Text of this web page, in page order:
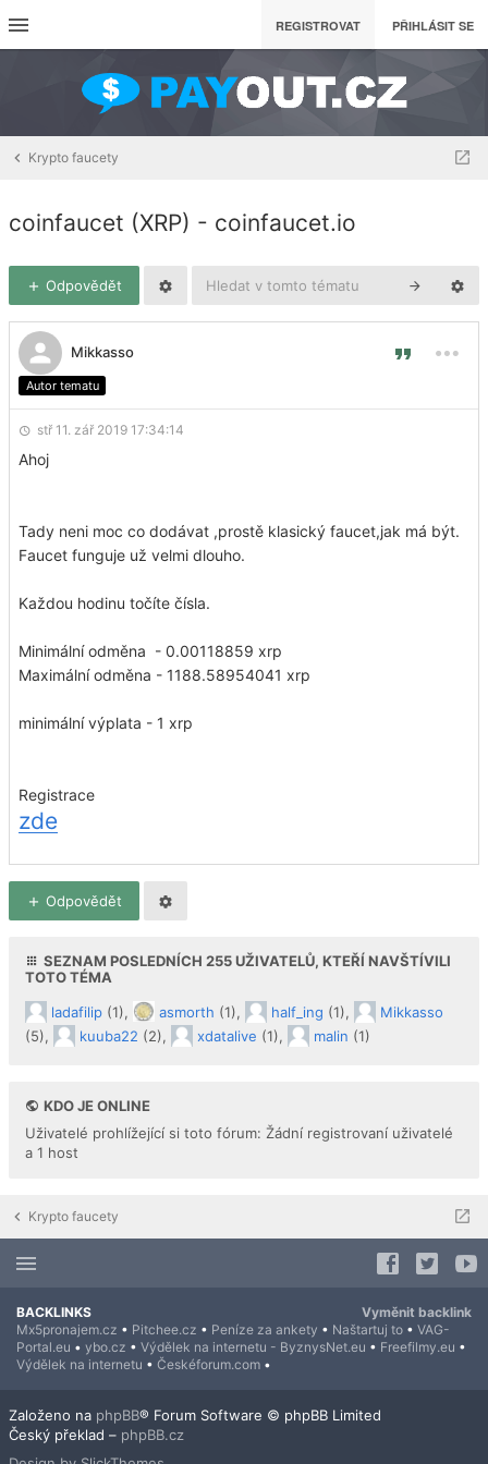
REGISTROVAT PŘIHLÁSIT SE
Krypto faucety
coinfaucet (XRP) - coinfaucet.io
Odpovědět
Mikkasso
Autor tematu
stř 11. zář 2019 17:34:14
Ahoj
Tady neni moc co dodávat ,prostě klasický faucet,jak má být.
Faucet funguje už velmi dlouho.
Každou hodinu točíte čísla.
Minimální odměna - 0.00118859 xrp
Maximální odměna - 1188.58954041 xrp
minimální výplata - 1 xrp
Registrace
zde
Odpovědět
SEZNAM POSLEDNÍCH 255UŽIVATELŮ, KTEŘÍ NAVŠTÍVILI
TOTO TÉMA
ladafilip (1), asmorth (1), half_ing (1),
Mikkasso
(5),
kuuba22 (2), xdatalive (1), malin (1)
KDO JE ONLINE
Uživatelé prohlížející si toto fórum: Žádní registrovaní uživatelé
a 1 host
Krypto faucety
BACKLINKS
Vyměnit backlink
Mx5pronajem.cz • Pitchee.cz • Peníze za ankety • Naštartuj to • VAG-
Portal.eu • ybo.cz • Výdělek na internetu - ByznysNet.eu • Freefilmy.eu •
Výdělek na internetu • Českéforum.com •
Založeno na phpBB® Forum Software © phpBB Limited
Český překlad – phpBB.cz